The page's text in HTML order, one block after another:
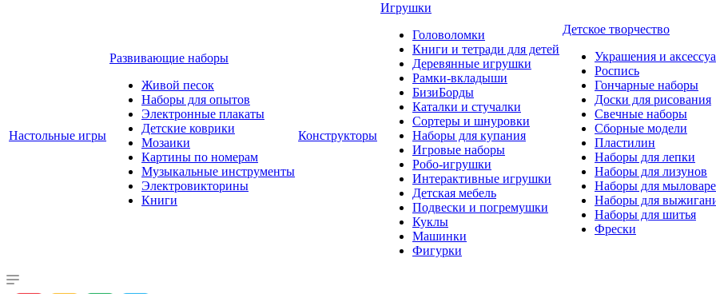
Настольные игры
Развивающие наборы
Живой песок
Наборы для опытов
Электронные плакаты
Детские коврики
Мозаики
Картины по номерам
Музыкальные инструменты
Электровикторины
Книги
Конструкторы
Игрушки
Головоломки
Книги и тетради для детей
Деревянные игрушки
Рамки-вкладыши
БизиБорды
Каталки и стучалки
Сортеры и шнуровки
Наборы для купания
Игровые наборы
Робо-игрушки
Интерактивные игрушки
Детская мебель
Подвески и погремушки
Куклы
Машинки
Фигурки
Детское творчество
Украшения и
Роспись
Гончарные наборы
Доски для рисования
Свечные наборы
Сборные модели
Пластилин
Наборы для лепки
Наборы для лизунов
Наборы для
Наборы для
Наборы для шитья
Фрески